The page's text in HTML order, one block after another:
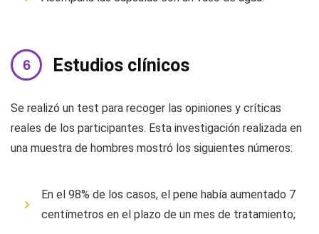
Estudios clínicos
Se realizó un test para recoger las opiniones y críticas
reales de los participantes. Esta investigación realizada en
una muestra de hombres mostró los siguientes números:
En el 98% de los casos, el pene había aumentado 7
centímetros en el plazo de un mes de tratamiento;